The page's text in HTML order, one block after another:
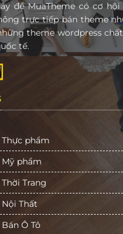
để MuaTheme có cơ
trực tiếp bán theme
theme wordpress
tế.
phẩm
phẩm
Trang
Thất
Ô Tô